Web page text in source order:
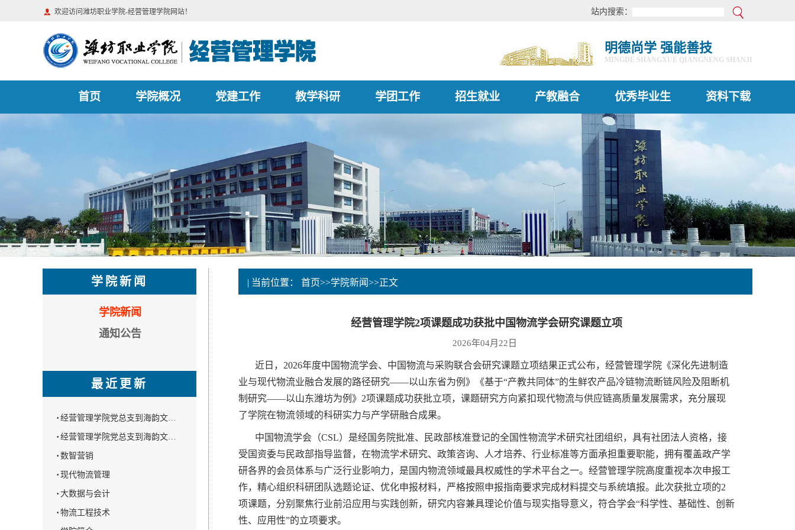
站内搜索：
欢迎访问潍坊职业学院-经营管理学院网站！
明德尚学 强能善技
MINGDE SHANGXUE QIANGNENG SHANJI
首页 学院概况 党建工作 教学科研 学团工作 招生就业 产教融合 优秀毕业生 资料下载
学院新闻
学院新闻
通知公告
最近更新
· 经营管理学院党总支到海韵文…
· 经营管理学院党总支到海韵文…
· 数智营销
· 现代物流管理
· 大数据与会计
· 物流工程技术
| 当前位置： 首页>>学院新闻>>正文
经营管理学院2项课题成功获批中国物流学会研究课题立项
2026年04月22日
近日，2026年度中国物流学会、中国物流与采购联合会研究课题立项结果正式公布，经营管理学院《深化先进制造
业与现代物流业融合发展的路径研究——以山东省为例》《基于“产教共同体”的生鲜农产品冷链物流断链风险及阻断机
制研究——以山东潍坊为例》2项课题成功获批立项，课题研究方向紧扣现代物流与供应链高质量发展需求，充分展现
了学院在物流领域的科研实力与产学研融合成果。
中国物流学会（CSL）是经国务院批准、民政部核准登记的全国性物流学术研究社团组织，具有社团法人资格，接
受国资委与民政部指导监督，在物流学术研究、政策咨询、人才培养、行业标准等方面承担重要职能，拥有覆盖政产学
研各界的会员体系与广泛行业影响力，是国内物流领域最具权威性的学术平台之一。经营管理学院高度重视本次申报工
作，精心组织科研团队选题论证、优化申报材料，严格按照申报指南要求完成材料提交与系统填报。此次获批立项的2
项课题，分别聚焦行业前沿应用与实践创新，研究内容兼具理论价值与现实指导意义，符合学会“科学性、基础性、创新
性、应用性”的立项要求。